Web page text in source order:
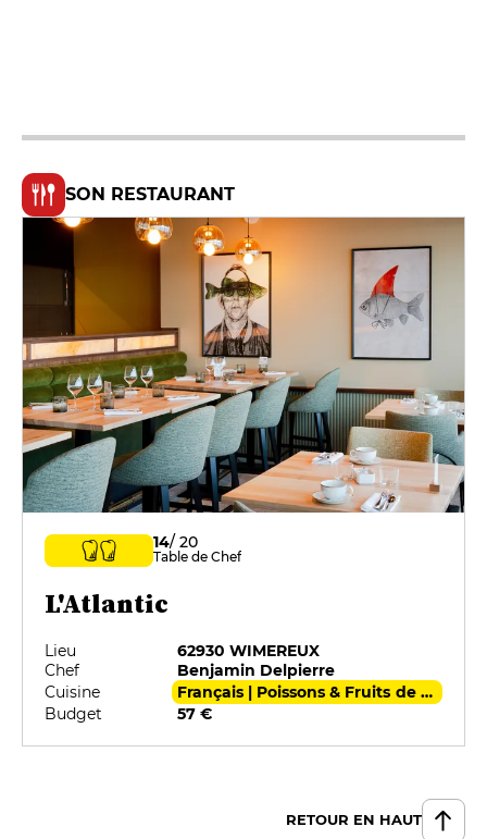
SON RESTAURANT
14/ 20
Table de Chef
L'Atlantic
Lieu
62930 WIMEREUX
Chef
Benjamin Delpierre
Cuisine
Français | Poissons & Fruits de mer
Budget
57 €
RETOUR EN HAUT